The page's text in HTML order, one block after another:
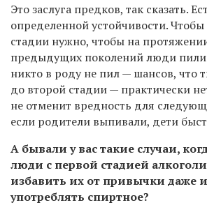
Это заслуга предков, так сказать.
определенной устойчивости.
стадии нужно, чтобы на
предыдущих поколений люди
никто в роду не пил — шансов, что
до второй стадии — практически
не отменит вредность для
если родители выпивали, дети
А бывали у вас такие случаи,
люди с первой стадией
избавить их от привычки даже
употреблять спиртное?